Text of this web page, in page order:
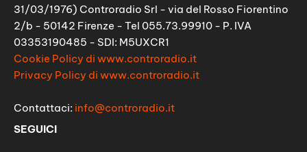
31/03/1976) Controradio Srl - via del Rosso Fiorentino
2/b - 50142 Firenze - Tel 055.73.99910 - P. IVA
03353190485 - SDI: M5UXCR1
Cookie Policy di www.controradio.it
Privacy Policy di www.controradio.it
Contattaci: info@controradio.it
SEGUICI